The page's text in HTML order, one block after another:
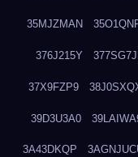
35MJZMAN
376J215Y
37X9FZP9
39D3U3A0
3A43DKQP